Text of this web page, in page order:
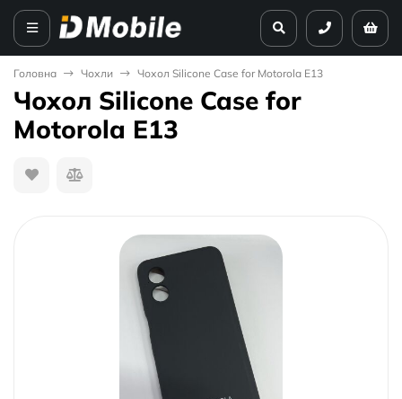
Головна Чохли Чохол Silicone Case for Motorola E13
Чохол Silicone Case for
Motorola E13